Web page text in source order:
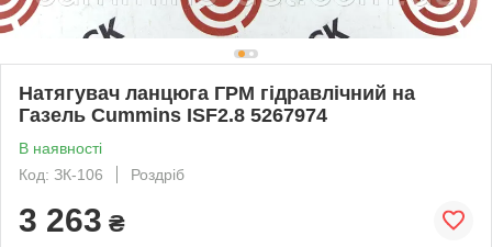
Натягувач ланцюга ГРМ гідравлічний на
Газель Cummins ISF2.8 5267974
В наявності
Код: ЗК-106
Роздріб
3 263 ₴